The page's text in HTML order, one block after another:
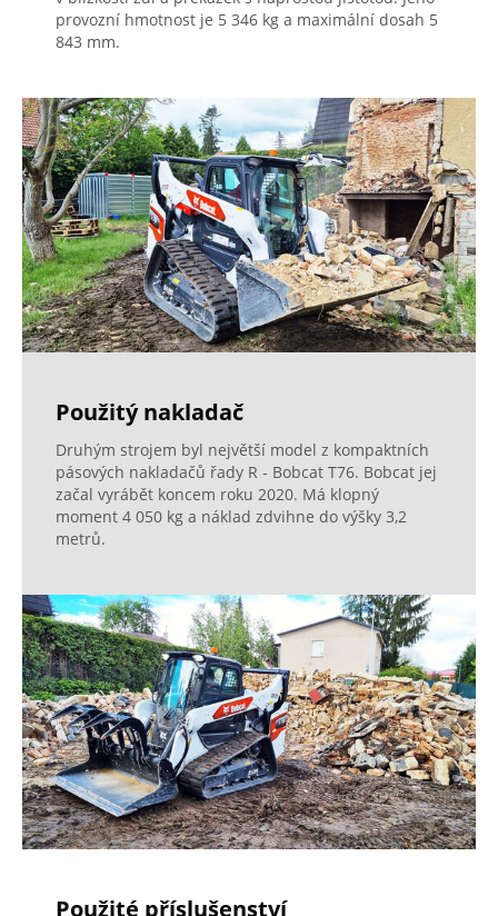
provozní hmotnost je 5 346 kg a maximální dosah 5
843 mm.
Použitý nakladač
Druhým strojem byl největší model z kompaktních
pásových nakladačů řady R - Bobcat T76. Bobcat jej
začal vyrábět koncem roku 2020. Má klopný
moment 4 050 kg a náklad zdvihne do výšky 3,2
metrů.
Použité příslušenství